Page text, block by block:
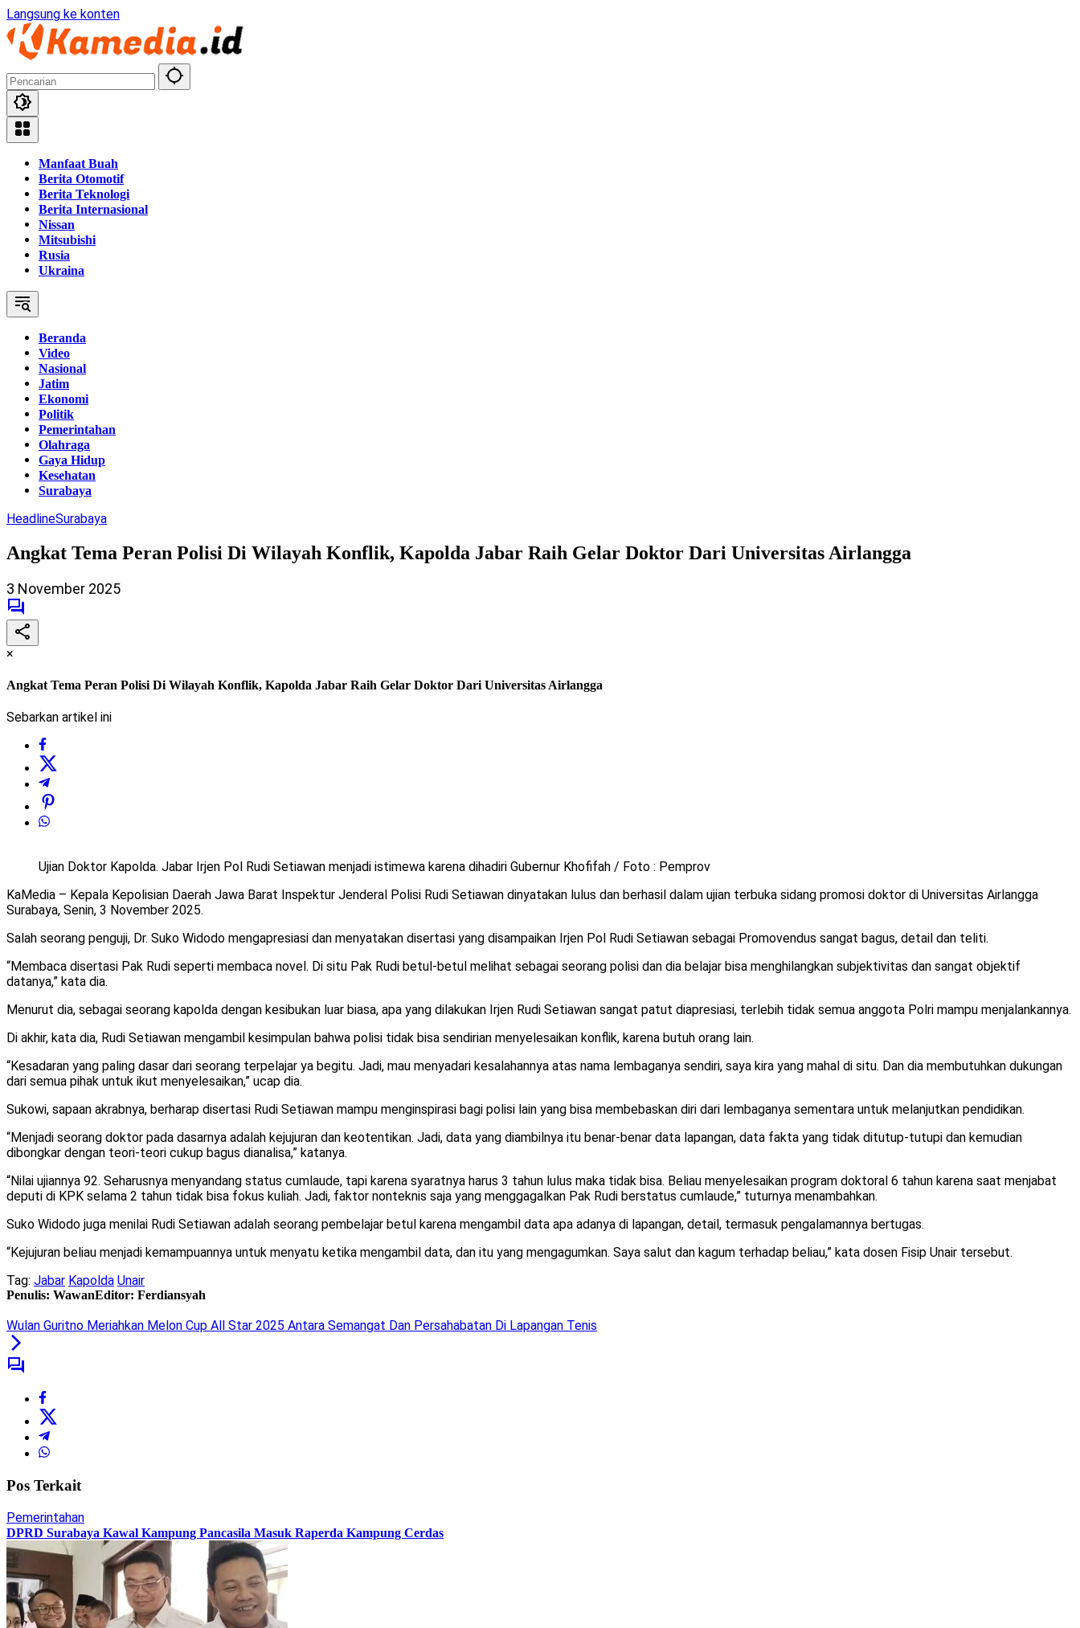
Langsung ke konten
Manfaat Buah
Berita Otomotif
Berita Teknologi
Berita Internasional
Nissan
Mitsubishi
Rusia
Ukraina
Beranda
Video
Nasional
Jatim
Ekonomi
Politik
Pemerintahan
Olahraga
Gaya Hidup
Kesehatan
Surabaya
HeadlineSurabaya
Angkat Tema Peran Polisi Di Wilayah Konflik, Kapolda Jabar Raih Gelar Doktor Dari Universitas Airlangga
3 November 2025
×
Angkat Tema Peran Polisi Di Wilayah Konflik, Kapolda Jabar Raih Gelar Doktor Dari Universitas Airlangga
Sebarkan artikel ini
Ujian Doktor Kapolda. Jabar Irjen Pol Rudi Setiawan menjadi istimewa karena dihadiri Gubernur Khofifah / Foto : Pemprov
KaMedia – Kepala Kepolisian Daerah Jawa Barat Inspektur Jenderal Polisi Rudi Setiawan dinyatakan lulus dan berhasil dalam ujian terbuka sidang promosi doktor di Universitas Airlangga
Surabaya, Senin, 3 November 2025.
Salah seorang penguji, Dr. Suko Widodo mengapresiasi dan menyatakan disertasi yang disampaikan Irjen Pol Rudi Setiawan sebagai Promovendus sangat bagus, detail dan teliti.
“Membaca disertasi Pak Rudi seperti membaca novel. Di situ Pak Rudi betul-betul melihat sebagai seorang polisi dan dia belajar bisa menghilangkan subjektivitas dan sangat objektif
datanya,” kata dia.
Menurut dia, sebagai seorang kapolda dengan kesibukan luar biasa, apa yang dilakukan Irjen Rudi Setiawan sangat patut diapresiasi, terlebih tidak semua anggota Polri mampu menjalankannya.
Di akhir, kata dia, Rudi Setiawan mengambil kesimpulan bahwa polisi tidak bisa sendirian menyelesaikan konflik, karena butuh orang lain.
“Kesadaran yang paling dasar dari seorang terpelajar ya begitu. Jadi, mau menyadari kesalahannya atas nama lembaganya sendiri, saya kira yang mahal di situ. Dan dia membutuhkan dukungan
dari semua pihak untuk ikut menyelesaikan,” ucap dia.
Sukowi, sapaan akrabnya, berharap disertasi Rudi Setiawan mampu menginspirasi bagi polisi lain yang bisa membebaskan diri dari lembaganya sementara untuk melanjutkan pendidikan.
“Menjadi seorang doktor pada dasarnya adalah kejujuran dan keotentikan. Jadi, data yang diambilnya itu benar-benar data lapangan, data fakta yang tidak ditutup-tutupi dan kemudian
dibongkar dengan teori-teori cukup bagus dianalisa,” katanya.
“Nilai ujiannya 92. Seharusnya menyandang status cumlaude, tapi karena syaratnya harus 3 tahun lulus maka tidak bisa. Beliau menyelesaikan program doktoral 6 tahun karena saat menjabat
deputi di KPK selama 2 tahun tidak bisa fokus kuliah. Jadi, faktor nonteknis saja yang menggagalkan Pak Rudi berstatus cumlaude,” tuturnya menambahkan.
Suko Widodo juga menilai Rudi Setiawan adalah seorang pembelajar betul karena mengambil data apa adanya di lapangan, detail, termasuk pengalamannya bertugas.
“Kejujuran beliau menjadi kemampuannya untuk menyatu ketika mengambil data, dan itu yang mengagumkan. Saya salut dan kagum terhadap beliau,” kata dosen Fisip Unair tersebut.
Tag: Jabar Kapolda Unair
Penulis: WawanEditor: Ferdiansyah
Wulan Guritno Meriahkan Melon Cup All Star 2025 Antara Semangat Dan Persahabatan Di Lapangan Tenis
Pos Terkait
Pemerintahan
DPRD Surabaya Kawal Kampung Pancasila Masuk Raperda Kampung Cerdas